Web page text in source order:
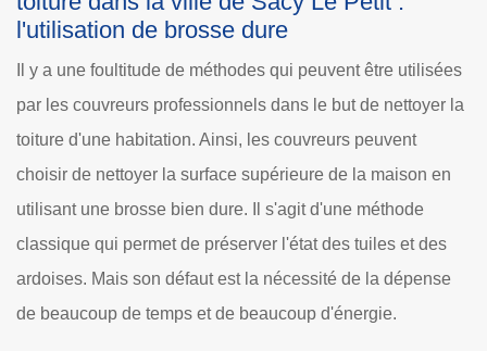
la
toits
Les végétations qui peuvent se développer au niveau des
toits des maisons sont particulièrement nombreuses. En
fait, leur présence entraîne des soucis de rétention d'eau.
De ce fait, il est nécessaire de réaliser des travaux de
démoussage pour pouvoir les éliminer. Dans ce cas, il faut
d'abord se rappeler que les missions sont difficiles. Ainsi,
le recours aux compétences d'un professionnel est
indispensable. Il établit aussi un devis totalement gratuit et